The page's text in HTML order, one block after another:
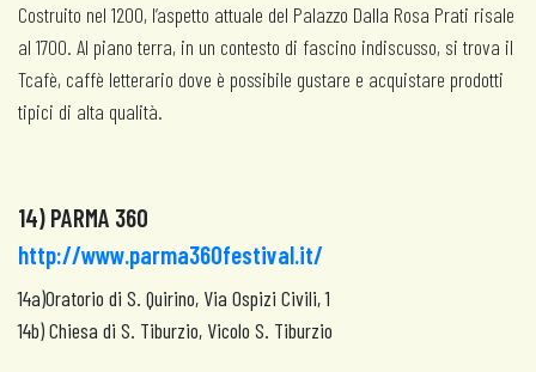
Costruito nel 1200, l’aspetto attuale del Palazzo Dalla Rosa Prati risale
al 1700. Al piano terra, in un contesto di fascino indiscusso, si trova il
Tcafè, caffè letterario dove è possibile gustare e acquistare prodotti
tipici di alta qualità.
14) PARMA 360
http://www.parma360festival.it/
14a)Oratorio di S. Quirino, Via Ospizi Civili, 1
14b) Chiesa di S. Tiburzio, Vicolo S. Tiburzio